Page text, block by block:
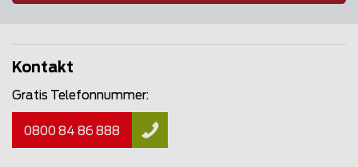
Kontakt
Gratis Telefonnummer:
0800 84 86 888